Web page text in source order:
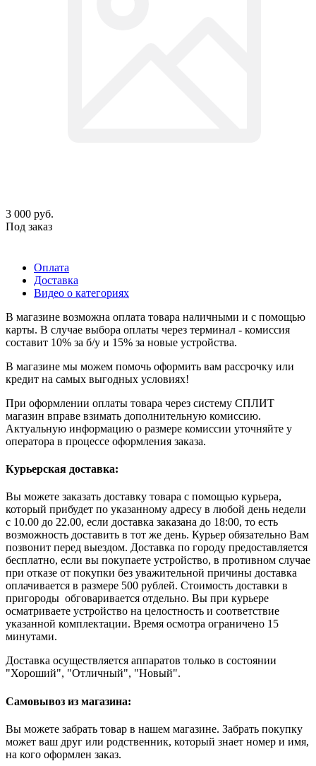
3 000 руб.
Под заказ
Оплата
Доставка
Видео о категориях
В магазине возможна оплата товара наличными и с помощью
карты. В случае выбора оплаты через терминал - комиссия
составит 10% за б/у и 15% за новые устройства.
В магазине мы можем помочь оформить вам рассрочку или
кредит на самых выгодных условиях!
При оформлении оплаты товара через систему СПЛИТ
магазин вправе взимать дополнительную комиссию.
Актуальную информацию о размере комиссии уточняйте у
оператора в процессе оформления заказа.
Курьерская доставка:
Вы можете заказать доставку товара с помощью курьера,
который прибудет по указанному адресу в любой день недели
с 10.00 до 22.00, если доставка заказана до 18:00, то есть
возможность доставить в тот же день. Курьер обязательно Вам
позвонит перед выездом. Доставка по городу предоставляется
бесплатно, если вы покупаете устройство, в противном случае
при отказе от покупки без уважительной причины доставка
оплачивается в размере 500 рублей. Стоимость доставки в
пригороды обговаривается отдельно. Вы при курьере
осматриваете устройство на целостность и соответствие
указанной комплектации. Время осмотра ограничено 15
минутами.
Доставка осуществляется аппаратов только в состоянии
"Хороший", "Отличный", "Новый".
Самовывоз из магазина:
Вы можете забрать товар в нашем магазине. Забрать покупку
может ваш друг или родственник, который знает номер и имя,
на кого оформлен заказ.